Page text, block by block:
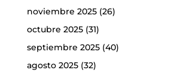
noviembre 2025(26)
octubre 2025(31)
septiembre 2025(40)
agosto 2025(32)